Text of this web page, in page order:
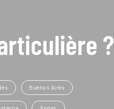
?
Buenos Aires